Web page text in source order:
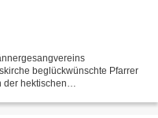
beglückwünschte Pfarrer
der hektischen